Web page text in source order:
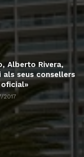
Alberto Rivera,
seus consellers
2017